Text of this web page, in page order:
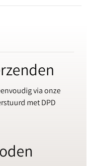
via onze
met DPD